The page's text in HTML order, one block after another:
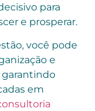
para
e prosperar.
você pode
e
garantindo
em